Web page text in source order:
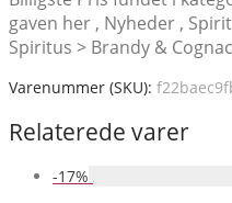
gaven her , Nyheder ,
Spiritus > Brandy &
Varenummer (SKU):
Relaterede varer
-17%